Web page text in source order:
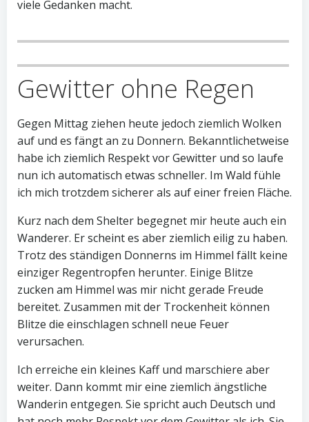
viele Gedanken macht.
Gewitter ohne Regen
Gegen Mittag ziehen heute jedoch ziemlich Wolken
auf und es fängt an zu Donnern. Bekanntlichetweise
habe ich ziemlich Respekt vor Gewitter und so laufe
nun ich automatisch etwas schneller. Im Wald fühle
ich mich trotzdem sicherer als auf einer freien Fläche.
Kurz nach dem Shelter begegnet mir heute auch ein
Wanderer. Er scheint es aber ziemlich eilig zu haben.
Trotz des ständigen Donnerns im Himmel fällt keine
einziger Regentropfen herunter. Einige Blitze
zucken am Himmel was mir nicht gerade Freude
bereitet. Zusammen mit der Trockenheit können
Blitze die einschlagen schnell neue Feuer
verursachen.
Ich erreiche ein kleines Kaff und marschiere aber
weiter. Dann kommt mir eine ziemlich ängstliche
Wanderin entgegen. Sie spricht auch Deutsch und